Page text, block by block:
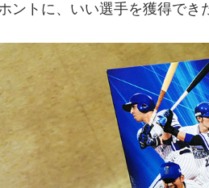
ントに、いい選手を獲得でき